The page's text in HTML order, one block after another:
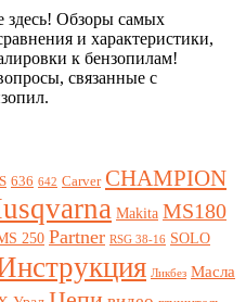
здесь! Обзоры самых
и характеристики,
к бензопилам!
связанные с
636 642 Carver CHAMPION
Makita MS180
250 Partner RSG 38-16 SOLO
Ликбез Масла